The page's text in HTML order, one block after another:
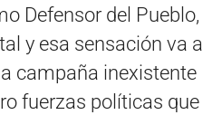
Defensor del Pueblo,
y esa sensación va a
campaña inexistente
fuerzas políticas que